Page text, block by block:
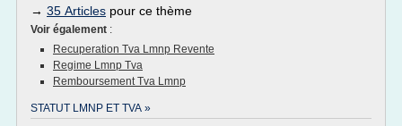
→ 35 Articles pour ce thème
Voir également :
Recuperation Tva Lmnp Revente
Regime Lmnp Tva
Remboursement Tva Lmnp
STATUT LMNP ET TVA »